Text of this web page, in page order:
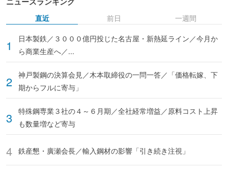
直近
日本製鉄／３０００億円投じた名古屋・新熱延ライン／今月か
ら商業生産へ／...
神戸製鋼の決算会見／木本取締役の一問一答／「価格転嫁、下
期からフルに寄与」
特殊鋼専業３社の４～６月期／全社経常増益／原料コスト上昇
も数量増など寄与
鉄産懇・廣瀬会長／輸入鋼材の影響「引き続き注視」
前日 一週間